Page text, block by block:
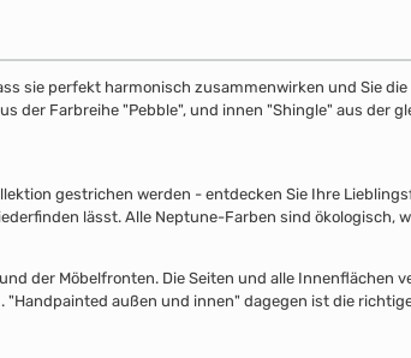
sie perfekt harmonisch zusammenwirken und Sie
der Farbreihe "Pebble", und innen "Shingle" aus der
gestrichen werden - entdecken Sie Ihre
lässt. Alle Neptune-Farben sind ökologisch,
der Möbelfronten. Die Seiten und alle Innenflächen
außen und innen" dagegen ist die